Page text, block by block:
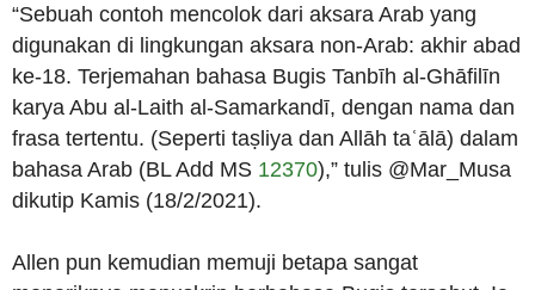
“Sebuah contoh mencolok dari aksara Arab yang
digunakan di lingkungan aksara non-Arab: akhir abad
ke-18. Terjemahan bahasa Bugis Tanbīh al-Ghāfilīn
karya Abu al-Laith al-Samarkandī, dengan nama dan
frasa tertentu. (Seperti taṣliya dan Allāh taʿālā) dalam
bahasa Arab (BL Add MS 12370),” tulis @Mar_Musa
dikutip Kamis (18/2/2021).
Allen pun kemudian memuji betapa sangat